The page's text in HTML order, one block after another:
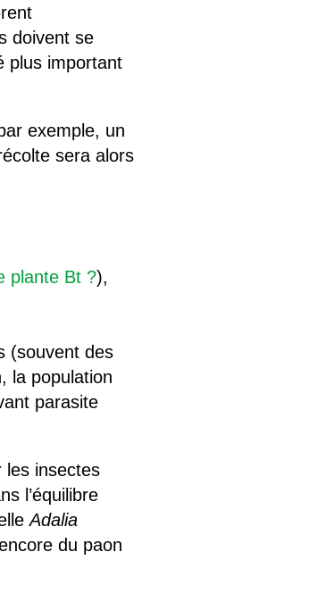
doivent se
plus important
exemple, un
sera alors
plante Bt ?),
(souvent des
la population
parasite
les insectes
l’équilibre
Adalia
du paon